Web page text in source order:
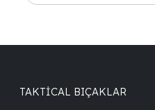
TAKTICAL BIÇAKLAR